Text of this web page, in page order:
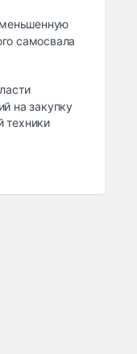
самосвала
на закупку
техники